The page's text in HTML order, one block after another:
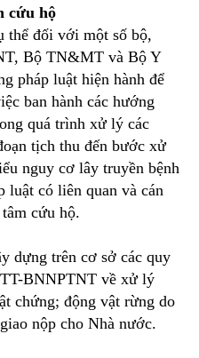
cứu hộ
thể đối với một số bộ,
Bộ TN&MT và Bộ Y
pháp luật hiện hành để
ban hành các hướng
quá trình xử lý các
tịch thu đến bước xử
nguy cơ lây truyền bệnh
luật có liên quan và cán
cứu hộ.
dựng trên cơ sở các quy
BNNPTNT về xử lý
chứng; động vật rừng do
nộp cho Nhà nước.